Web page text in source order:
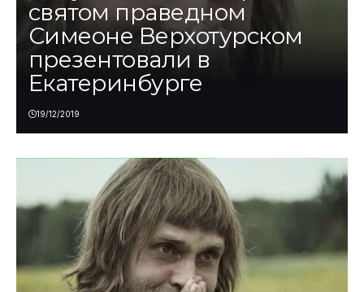
святом праведном
Симеоне Верхотурском
презентовали в
Екатеринбурге
19/12/2019